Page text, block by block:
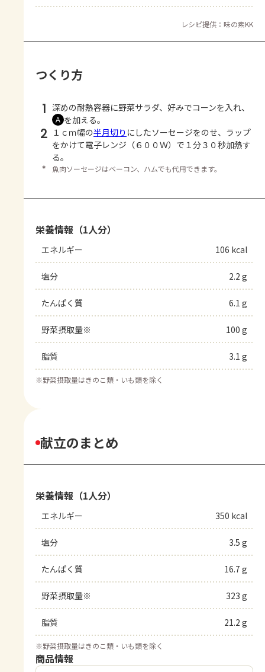
レシピ提供：味の素KK
つくり方
1 深めの耐熱容器に野菜サラダ、好みでコーンを入れ、
Ａ を加える。
2 １ｃｍ幅の半月切り にしたソーセージをのせ、ラップ
をかけて電子レンジ（６００Ｗ）で１分３０秒加熱す
る。
＊ 魚肉ソーセージはベーコン、ハムでも代用できます。
栄養情報（1人分）
エネルギー 106 kcal
塩分 2.2 g
たんぱく質 6.1 g
野菜摂取量※ 100 g
脂質 3.1 g
※野菜摂取量はきのこ類・いも類を除く
献立のまとめ
栄養情報（1人分）
エネルギー 350 kcal
塩分 3.5 g
たんぱく質 16.7 g
野菜摂取量※ 323 g
脂質 21.2 g
※野菜摂取量はきのこ類・いも類を除く
商品情報